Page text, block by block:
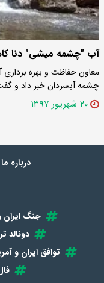
آب "چشمه میشی" دنا
معاون حفاظت و بهره
چشمه آبسردان خبر داد و
۲۰ شهریور ۱۳۹۷
درباره ما
جنگ ایران
دونالد
توافق ایران و